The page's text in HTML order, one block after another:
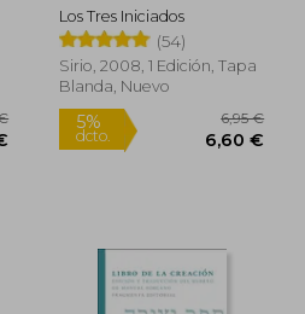
Los Tres Iniciados
(54)
Sirio, 2008, 1 Edición, Tapa
Blanda, Nuevo